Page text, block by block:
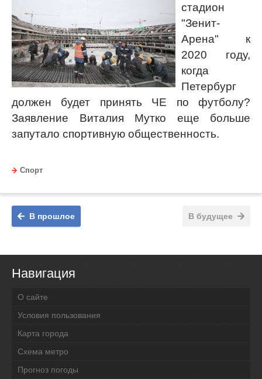
стадион
"Зенит-
Арена" к
2020 году,
когда
Петербург
должен будет принять ЧЕ по футболу?
Заявление Виталия Мутко еще больше
запутало спортивную общественность.
Спорт
В будущее
В прошлое
Навигация
О сайте
Условия пользования
Карта города
Схема метро
Прогноз погоды